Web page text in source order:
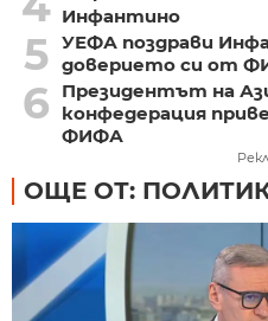
Инфантино
5 УЕФА поздрави
доверието си от
6
Президентът на
конфедерация
ФИФА
ОЩЕ ОТ: